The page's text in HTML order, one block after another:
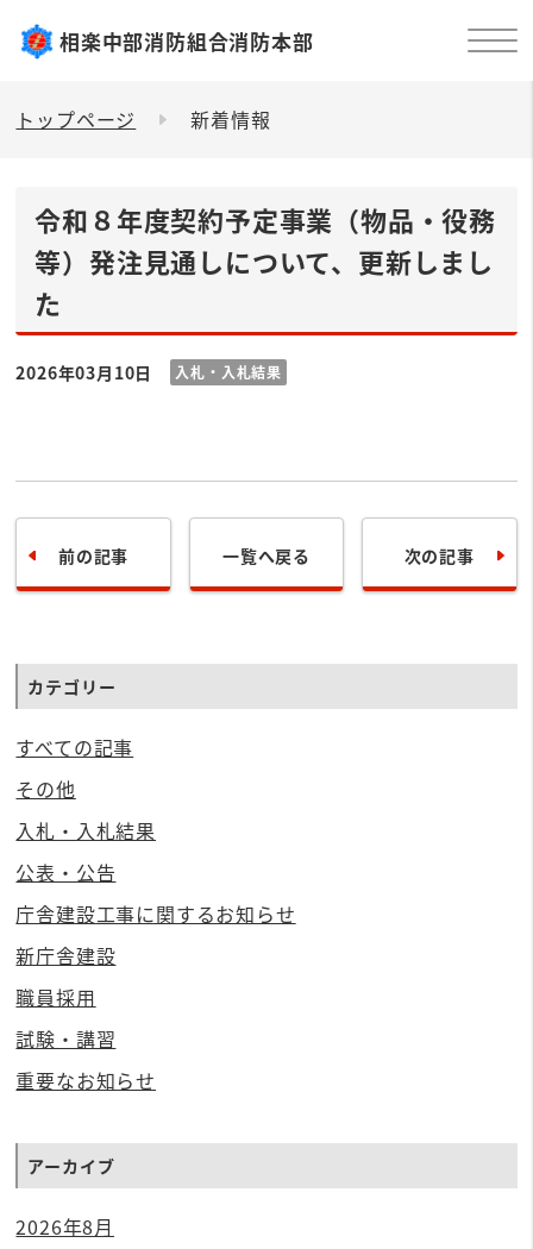
相楽中部消防組合消防本部
トップページ 新着情報
令和８年度契約予定事業（物品・役務
等）発注見通しについて、更新しまし
た
2026年03月10日 入札・入札結果
前の記事 一覧へ戻る 次の記事
カテゴリー
すべての記事
その他
入札・入札結果
公表・公告
庁舎建設工事に関するお知らせ
新庁舎建設
職員採用
試験・講習
重要なお知らせ
アーカイブ
2026年8月